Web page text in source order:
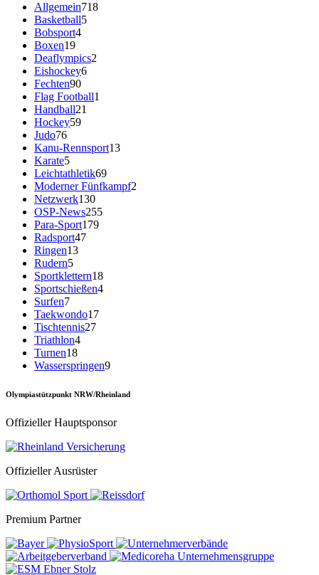
Allgemein718
Basketball5
Bobsport4
Boxen19
Deaflympics2
Eishockey6
Fechten90
Flag Football1
Handball21
Hockey59
Judo76
Kanu-Rennsport13
Karate5
Leichtathletik69
Moderner Fünfkampf2
Netzwerk130
OSP-News255
Para-Sport179
Radsport47
Ringen13
Rudern5
Sportklettern18
Sportschießen4
Surfen7
Taekwondo17
Tischtennis27
Triathlon4
Turnen18
Wasserspringen9
Olympiastützpunkt NRW/Rheinland
Offizieller Hauptsponsor
Offizieller Ausrüster
Premium Partner